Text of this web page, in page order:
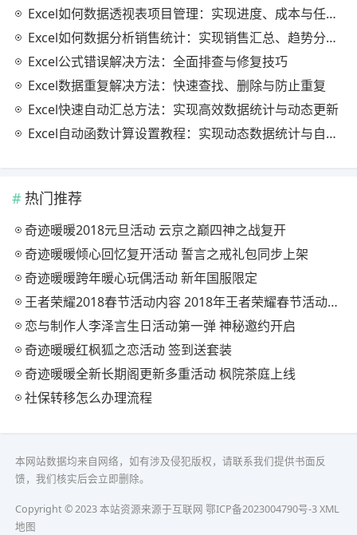
Excel如何数据透视表项目管理：实现进度、成本与任务的高效分析
Excel如何数据分析销售统计：实现销售汇总、趋势分析与业绩优化
Excel公式错误解决方法：全面排查与修复技巧
Excel数据重复解决方法：快速查找、删除与防止重复
Excel快速自动汇总方法：实现高效数据统计与动态更新
Excel自动函数计算设置教程：实现动态数据统计与自动更新
热门推荐
奇迹暖暖2018元旦活动 云京之巅四神之战复开
奇迹暖暖倾心回忆复开活动 誓言之戒礼包同步上架
奇迹暖暖跨年暖心玩偶活动 新年国服限定
王者荣耀2018春节活动内容 2018年王者荣耀春节活动大全
恋与制作人李泽言生日活动第一弹 神秘邀约开启
奇迹暖暖红枫狐之恋活动 签到送套装
奇迹暖暖全新长期阁更新多重活动 枫院茶庭上线
社保转移怎么办理流程
本网站数据均来自网络，如有涉及侵犯版权，请联系我们提供书面反
馈，我们核实后会立即删除。
Copyright © 2023 本站资源来源于互联网 鄂ICP备2023004790号-3XML
地图